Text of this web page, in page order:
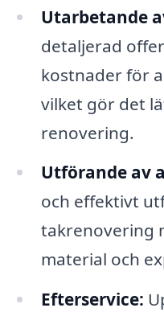
Utarbetande
detaljerad
kostnader för
vilket gör det
renovering.
Utförande av
och effektivt
takrenovering
material och
Efterservice: